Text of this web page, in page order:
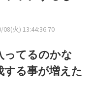
火) 13:44:36.70
ってるのかな
る事が増えた